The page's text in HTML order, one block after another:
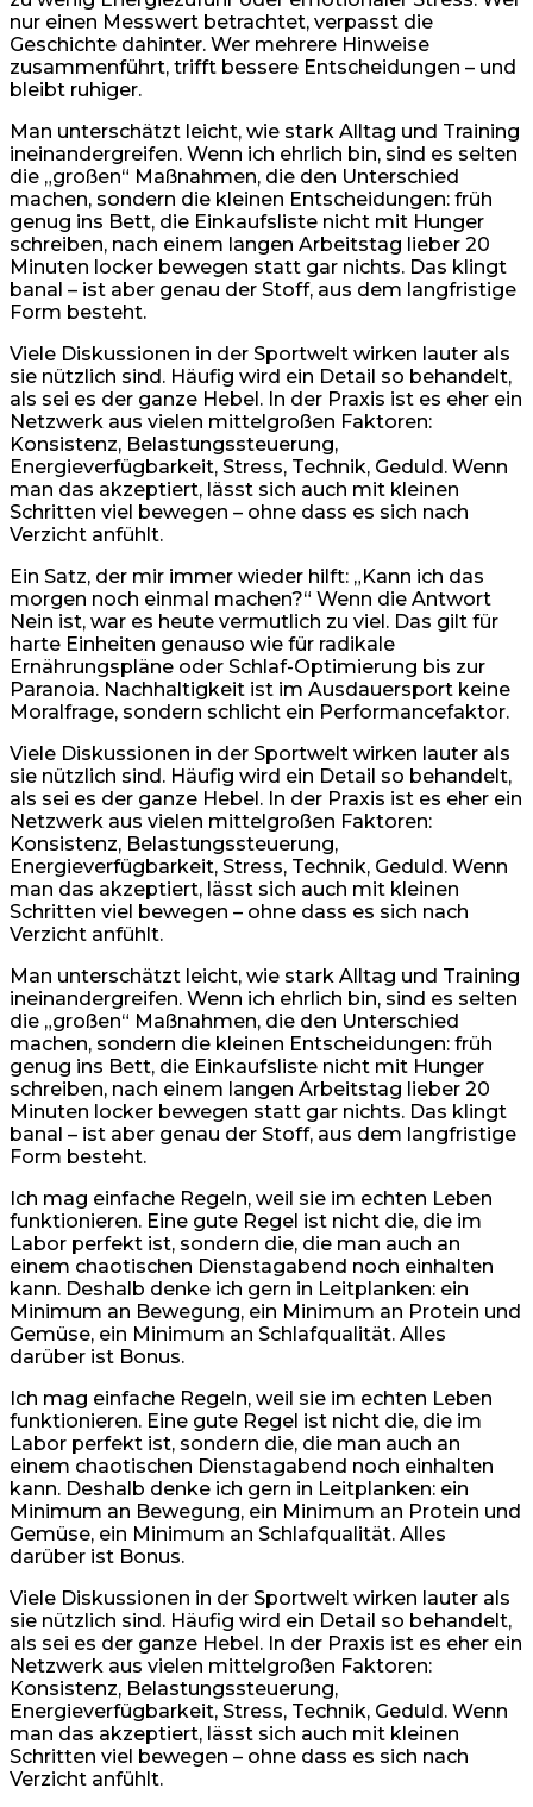
nur einen Messwert betrachtet, verpasst die
Geschichte dahinter. Wer mehrere Hinweise
zusammenführt, trifft bessere Entscheidungen – und
bleibt ruhiger.
Man unterschätzt leicht, wie stark Alltag und Training
ineinandergreifen. Wenn ich ehrlich bin, sind es selten
die „großen“ Maßnahmen, die den Unterschied
machen, sondern die kleinen Entscheidungen: früh
genug ins Bett, die Einkaufsliste nicht mit Hunger
schreiben, nach einem langen Arbeitstag lieber 20
Minuten locker bewegen statt gar nichts. Das klingt
banal – ist aber genau der Stoff, aus dem langfristige
Form besteht.
Viele Diskussionen in der Sportwelt wirken lauter als
sie nützlich sind. Häufig wird ein Detail so behandelt,
als sei es der ganze Hebel. In der Praxis ist es eher ein
Netzwerk aus vielen mittelgroßen Faktoren:
Konsistenz, Belastungssteuerung,
Energieverfügbarkeit, Stress, Technik, Geduld. Wenn
man das akzeptiert, lässt sich auch mit kleinen
Schritten viel bewegen – ohne dass es sich nach
Verzicht anfühlt.
Ein Satz, der mir immer wieder hilft: „Kann ich das
morgen noch einmal machen?“ Wenn die Antwort
Nein ist, war es heute vermutlich zu viel. Das gilt für
harte Einheiten genauso wie für radikale
Ernährungspläne oder Schlaf-Optimierung bis zur
Paranoia. Nachhaltigkeit ist im Ausdauersport keine
Moralfrage, sondern schlicht ein Performancefaktor.
Viele Diskussionen in der Sportwelt wirken lauter als
sie nützlich sind. Häufig wird ein Detail so behandelt,
als sei es der ganze Hebel. In der Praxis ist es eher ein
Netzwerk aus vielen mittelgroßen Faktoren:
Konsistenz, Belastungssteuerung,
Energieverfügbarkeit, Stress, Technik, Geduld. Wenn
man das akzeptiert, lässt sich auch mit kleinen
Schritten viel bewegen – ohne dass es sich nach
Verzicht anfühlt.
Man unterschätzt leicht, wie stark Alltag und Training
ineinandergreifen. Wenn ich ehrlich bin, sind es selten
die „großen“ Maßnahmen, die den Unterschied
machen, sondern die kleinen Entscheidungen: früh
genug ins Bett, die Einkaufsliste nicht mit Hunger
schreiben, nach einem langen Arbeitstag lieber 20
Minuten locker bewegen statt gar nichts. Das klingt
banal – ist aber genau der Stoff, aus dem langfristige
Form besteht.
Ich mag einfache Regeln, weil sie im echten Leben
funktionieren. Eine gute Regel ist nicht die, die im
Labor perfekt ist, sondern die, die man auch an
einem chaotischen Dienstagabend noch einhalten
kann. Deshalb denke ich gern in Leitplanken: ein
Minimum an Bewegung, ein Minimum an Protein und
Gemüse, ein Minimum an Schlafqualität. Alles
darüber ist Bonus.
Ich mag einfache Regeln, weil sie im echten Leben
funktionieren. Eine gute Regel ist nicht die, die im
Labor perfekt ist, sondern die, die man auch an
einem chaotischen Dienstagabend noch einhalten
kann. Deshalb denke ich gern in Leitplanken: ein
Minimum an Bewegung, ein Minimum an Protein und
Gemüse, ein Minimum an Schlafqualität. Alles
darüber ist Bonus.
Viele Diskussionen in der Sportwelt wirken lauter als
sie nützlich sind. Häufig wird ein Detail so behandelt,
als sei es der ganze Hebel. In der Praxis ist es eher ein
Netzwerk aus vielen mittelgroßen Faktoren:
Konsistenz, Belastungssteuerung,
Energieverfügbarkeit, Stress, Technik, Geduld. Wenn
man das akzeptiert, lässt sich auch mit kleinen
Schritten viel bewegen – ohne dass es sich nach
Verzicht anfühlt.